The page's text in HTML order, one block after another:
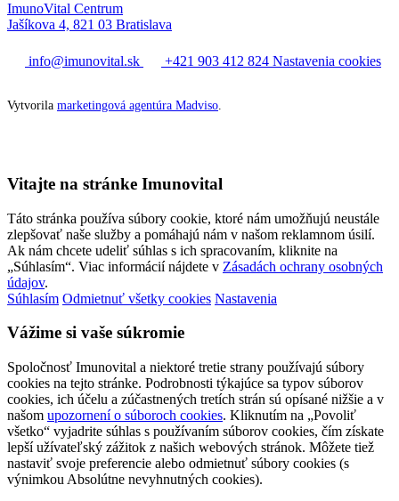
ImunoVital Centrum
Jašíkova 4, 821 03 Bratislava
info@imunovital.sk +421 903 412 824 Nastavenia cookies
Vytvorila marketingová agentúra Madviso.
Vitajte na stránke Imunovital
Táto stránka používa súbory cookie, ktoré nám umožňujú neustále
zlepšovať naše služby a pomáhajú nám v našom reklamnom úsilí.
Ak nám chcete udeliť súhlas s ich spracovaním, kliknite na
„Súhlasím“. Viac informácií nájdete v Zásadách ochrany osobných
údajov.
Súhlasím Odmietnuť všetky cookies Nastavenia
Vážime si vaše súkromie
Spoločnosť Imunovital a niektoré tretie strany používajú súbory
cookies na tejto stránke. Podrobnosti týkajúce sa typov súborov
cookies, ich účelu a zúčastnených tretích strán sú opísané nižšie a v
našom upozornení o súboroch cookies. Kliknutím na „Povoliť
všetko“ vyjadrite súhlas s používaním súborov cookies, čím získate
lepší užívateľský zážitok z našich webových stránok. Môžete tiež
nastaviť svoje preferencie alebo odmietnuť súbory cookies (s
výnimkou Absolútne nevyhnutných cookies).